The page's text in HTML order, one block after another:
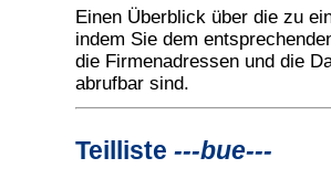
Einen Überblick über die zu
indem Sie dem
die Firmenadressen und die
abrufbar sind.
Teilliste ---bue---